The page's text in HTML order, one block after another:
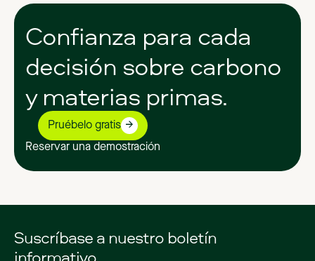
Confianza para cada
decisión sobre carbono
y materias primas.
Pruébelo gratis
Reservar una demostración
Suscríbase a nuestro boletín